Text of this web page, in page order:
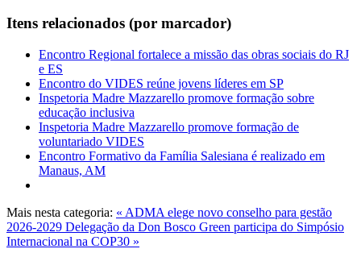
Itens relacionados (por marcador)
Encontro Regional fortalece a missão das obras sociais do RJ
e ES
Encontro do VIDES reúne jovens líderes em SP
Inspetoria Madre Mazzarello promove formação sobre
educação inclusiva
Inspetoria Madre Mazzarello promove formação de
voluntariado VIDES
Encontro Formativo da Família Salesiana é realizado em
Manaus, AM
Mais nesta categoria: « ADMA elege novo conselho para gestão
2026-2029 Delegação da Don Bosco Green participa do Simpósio
Internacional na COP30 »